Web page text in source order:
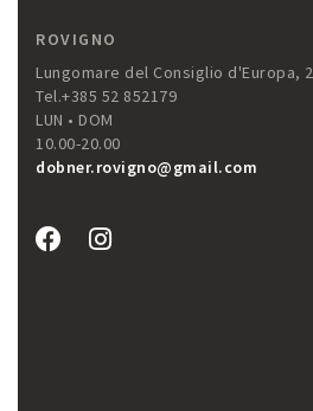
ROVIGNO
Lungomare del Consiglio d'Europa, 2
Tel.+385 52 852179
LUN • DOM
10.00-20.00
dobner.rovigno@gmail.com